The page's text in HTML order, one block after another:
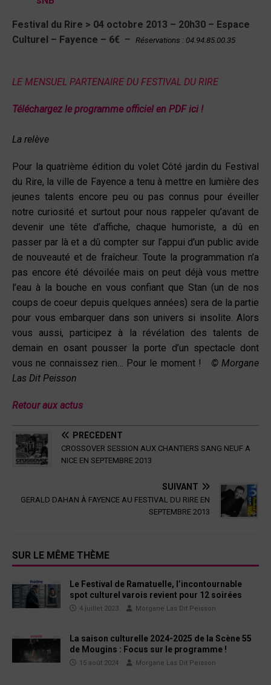
Festival du Rire > 04 octobre 2013 – 20h30 – Espace
Culturel – Fayence – 6€ – Réservations : 04.94.85.00.35
LE MENSUEL PARTENAIRE DU FESTIVAL DU RIRE
Téléchargez le programme officiel en PDF ici !
La relève
Pour la quatrième édition du volet Côté jardin du Festival
du Rire, la ville de Fayence a tenu à mettre en lumière des
jeunes talents encore peu ou pas connus pour éveiller
notre curiosité et surtout pour nous rappeler qu’avant de
devenir une tête d’affiche, chaque humoriste, a dû en
passer par là et a dû compter sur l’appui d’un public avide
de nouveauté et de fraîcheur. Toute la programmation n’a
pas encore été dévoilée mais on peut déjà vous mettre
l’eau à la bouche en vous confiant que Stan (un de nos
coups de coeur depuis quelques années) sera de la partie
pour vous embarquer dans son univers si insolite. Alors
vous aussi, participez à la révélation des talents de
demain en osant pousser la porte d’un spectacle dont
vous ne connaissez rien… Pour le moment !
© Morgane
Las Dit Peisson
Retour aux actus
PRÉCÉDENT
CROSSOVER SESSION AUX CHANTIERS SANG NEUF A
NICE EN SEPTEMBRE 2013
SUIVANT
GERALD DAHAN À FAYENCE AU FESTIVAL DU RIRE EN
SEPTEMBRE 2013
SUR LE MÊME THÈME
Le Festival de Ramatuelle, l’incontournable
spot culturel varois revient pour 12 soirées
4 juillet 2023 Morgane Las Dit Peisson
La saison culturelle 2024-2025 de la Scène 55
de Mougins : Focus sur le programme !
15 août 2024 Morgane Las Dit Peisson